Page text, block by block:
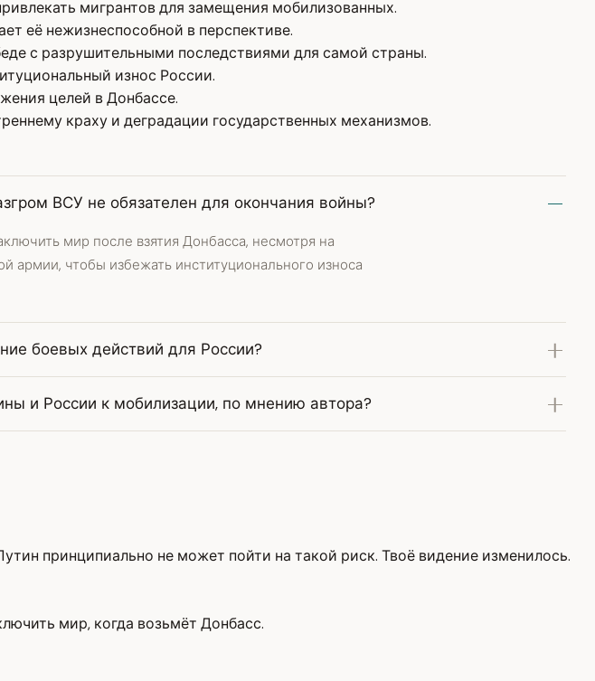
мигрантов для замещения мобилизованных.
её нежизнеспособной в перспективе.
с разрушительными последствиями для самой страны.
износ России.
целей в Донбассе.
краху и деградации государственных механизмов.
ВСУ не обязателен для окончания войны?
мир после взятия Донбасса, несмотря на
армии, чтобы избежать институционального износа
боевых действий для России?
и России к мобилизации, по мнению автора?
принципиально не может пойти на такой риск. Твоё видение изменилось.
мир, когда возьмёт Донбасс.